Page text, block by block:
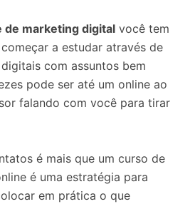
de marketing digital você tem
a estudar através de
com assuntos bem
pode ser até um online ao
falando com você para tirar
é mais que um curso de
é uma estratégia para
em prática o que